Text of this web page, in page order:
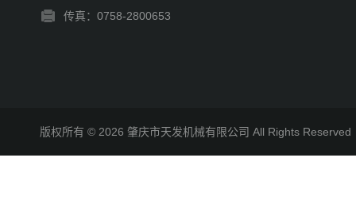
传真：0758-2800653
版权所有 © 2026 肇庆市天发机械有限公司 All Rights